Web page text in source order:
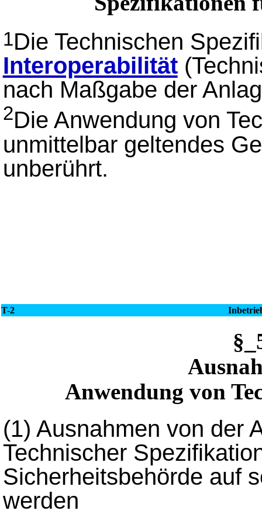
1Die Technischen
Interoperabilität
nach Maßgabe der
2Die Anwendung von
unmittelbar geltendes
unberührt.
T-2
Anwendung von
(1) Ausnahmen von der
Technischer
Sicherheitsbehörde auf
werden